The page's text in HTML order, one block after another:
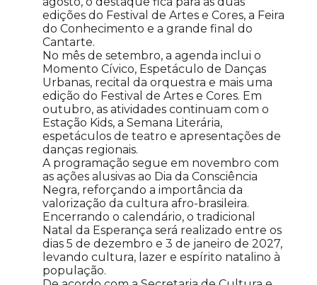
edições do Festival de Artes e Cores, a Feira
do Conhecimento e a grande final do
Cantarte.
No mês de setembro, a agenda inclui o
Momento Cívico, Espetáculo de Danças
Urbanas, recital da orquestra e mais uma
edição do Festival de Artes e Cores. Em
outubro, as atividades continuam com o
Estação Kids, a Semana Literária,
espetáculos de teatro e apresentações de
danças regionais.
A programação segue em novembro com
as ações alusivas ao Dia da Consciência
Negra, reforçando a importância da
valorização da cultura afro-brasileira.
Encerrando o calendário, o tradicional
Natal da Esperança será realizado entre os
dias 5 de dezembro e 3 de janeiro de 2027,
levando cultura, lazer e espírito natalino à
população.